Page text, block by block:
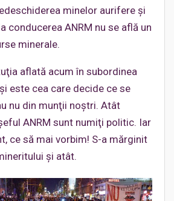
minelor aurifere şi
conducerea ANRM nu se află un
minerale.
aflată acum în subordinea
este cea care decide ce se
nu din munţii noştri. Atât
ANRM sunt numiţi politic. Iar
ce să mai vorbim! S-a mărginit
şi atât.